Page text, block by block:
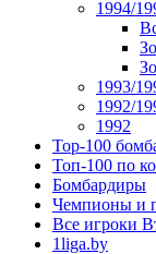
1994/
1993/
1992/
1992
Top-100
Топ-100 по
Бомбардиры
Чемпионы и
Все игроки
1liga.by